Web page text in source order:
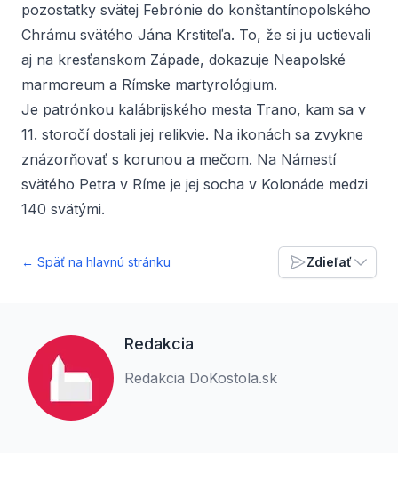
pozostatky svätej Febrónie do konštantínopolského
Chrámu svätého Jána Krstiteľa. To, že si ju uctievali
aj na kresťanskom Západe, dokazuje Neapolské
marmoreum a Rímske martyrológium.
Je patrónkou kalábrijského mesta Trano, kam sa v
11. storočí dostali jej relikvie. Na ikonách sa zvykne
znázorňovať s korunou a mečom. Na Námestí
svätého Petra v Ríme je jej socha v Kolonáde medzi
140 svätými.
← Späť na hlavnú stránku Zdieľať
Redakcia
Redakcia DoKostola.sk